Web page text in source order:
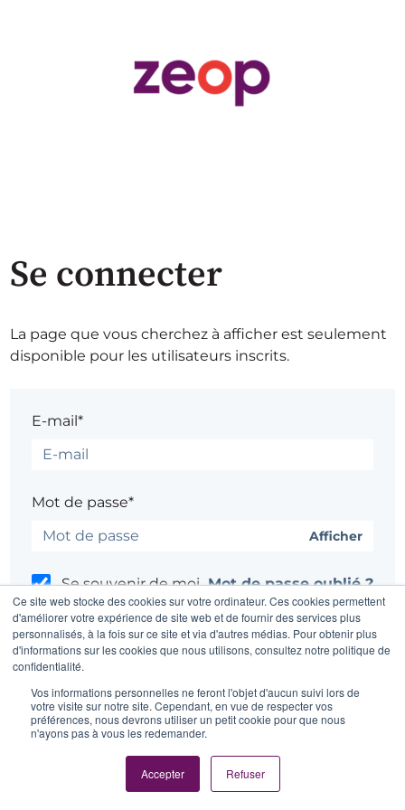
Ce site web stocke des cookies sur votre ordinateur. Ces cookies permettent
d'améliorer votre expérience de site web et de fournir des services plus
personnalisés, à la fois sur ce site et via d'autres médias. Pour obtenir plus
d'informations sur les cookies que nous utilisons, consultez notre politique de
confidentialité.
Vos informations personnelles ne feront l'objet d'aucun suivi lors de
votre visite sur notre site. Cependant, en vue de respecter vos
préférences, nous devrons utiliser un petit cookie pour que nous
n'ayons pas à vous les redemander.
Accepter Refuser
Se connecter
La page que vous cherchez à afficher est seulement
disponible pour les utilisateurs inscrits.
E-mail*
Mot de passe*
Afficher
Se souvenir de moi Mot de passe oublié ?